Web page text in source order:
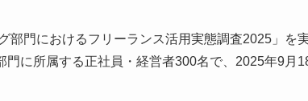
部門におけるフリーランス活用実態調査2025」を
門に所属する正社員・経営者300名で、2025年9月